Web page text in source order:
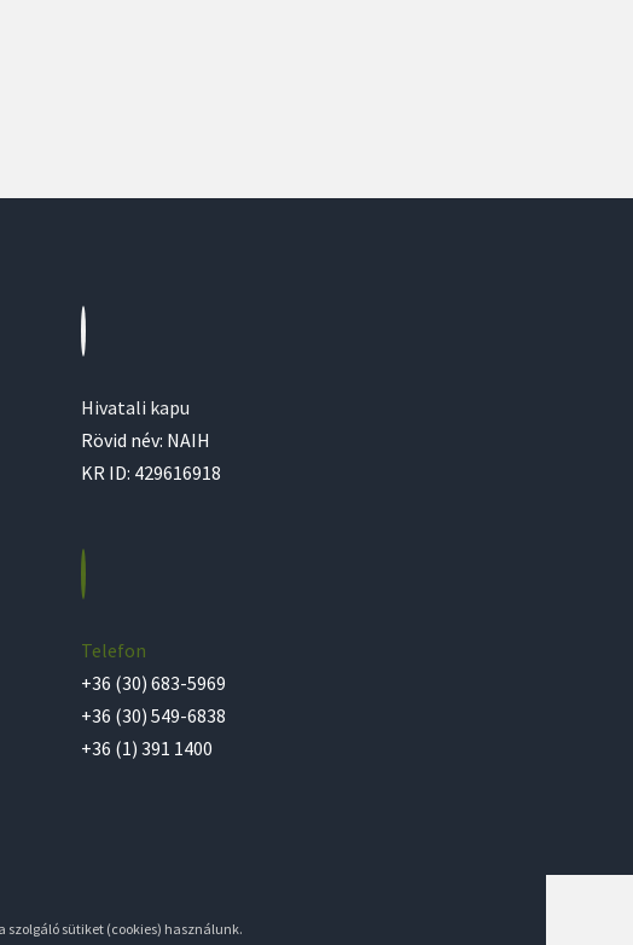
Hivatali kapu
Rövid név: NAIH
KR ID: 429616918
Telefon
+36 (30) 683-5969
+36 (30) 549-6838
+36 (1) 391 1400
sütiket (cookies) használunk.